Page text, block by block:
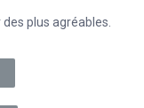
plus agréables.